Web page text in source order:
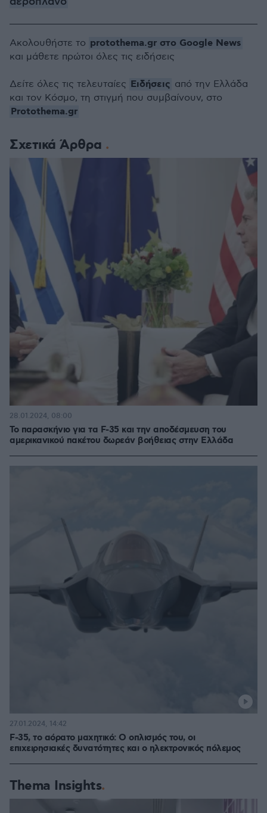
Σχετικά Άρθρα
Το παρασκήνιο για τα F-35 και την αποδέσμευση του
αμερικανικού πακέτου δωρεάν βοήθειας στην Ελλάδα
28.01.2024, 08:00
F-35, το αόρατο μαχητικό: Ο οπλισμός του, οι
επιχειρησιακές δυνατότητες και ο ηλεκτρονικός πόλεμος
27.01.2024, 14:42
Thema Insights
Ακολουθήστε το protothema.gr στο Google News
και μάθετε πρώτοι όλες τις ειδήσεις
Δείτε όλες τις τελευταίες Ειδήσεις από την Ελλάδα
και τον Κόσμο, τη στιγμή που συμβαίνουν, στο
Protothema.gr